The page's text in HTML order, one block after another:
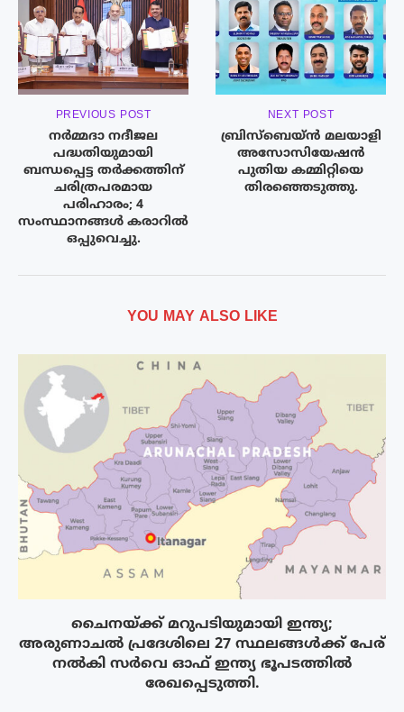
PREVIOUS POST
നർമ്മദാ നദീജല
പദ്ധതിയുമായി
ബന്ധപ്പെട്ട തർക്കത്തിന്
ചരിത്രപരമായ
പരിഹാരം; 4
സംസ്ഥാനങ്ങൾ കരാറിൽ
ഒപ്പുവെച്ചു.
NEXT POST
ബ്രിസ്‌ബെയ്ൻ മലയാളി
അസോസിയേഷൻ
പുതിയ കമ്മിറ്റിയെ
തിരഞ്ഞെടുത്തു.
YOU MAY ALSO LIKE
ചൈനയ്ക്ക് മറുപടിയുമായി ഇന്ത്യ;
അരുണാചൽ പ്രദേശിലെ 27 സ്ഥലങ്ങൾക്ക് പേര്
നൽകി സർവെ ഓഫ് ഇന്ത്യ ഭൂപടത്തിൽ
രേഖപ്പെടുത്തി.